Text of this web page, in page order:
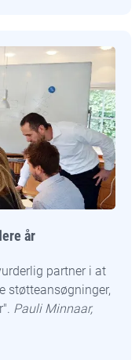
år
partner i at
støtteansøgninger,
Pauli Minnaar,